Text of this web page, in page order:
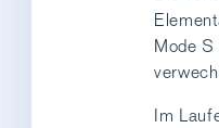
Mode
Im